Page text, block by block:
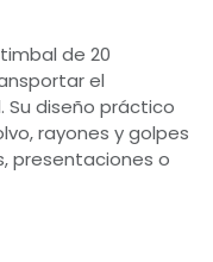
de 20
el
Su diseño práctico
rayones y golpes
presentaciones o